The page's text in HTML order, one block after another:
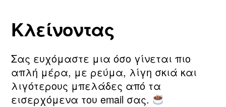
Κλείνοντας
Σας ευχόμαστε μια όσο γίνεται πιο
απλή μέρα, με ρεύμα, λίγη σκιά και
λιγότερους μπελάδες από τα
εισερχόμενα του email σας.